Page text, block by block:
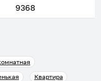
9368
Квартира